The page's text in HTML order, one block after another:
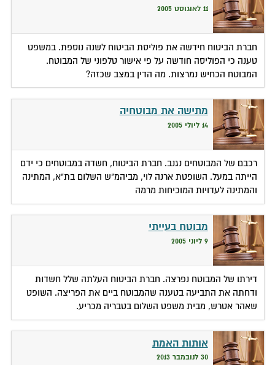
11 לאוגוסט 2005
חברת הביטוח חידשה את פוליסת הביטוח לשנה נוספת. במשפט
טענה כי הפוליסה חודשה על פי אישור טלפוני של המבוטח.
המבוטח הכחיש נמרצות. מה הדין במצב שכזה?
מתישה את מבוטחיה
14 ליולי 2005
רכבם של המבוטחים נגנב. חברת הביטוח, חשדה במבוטחים כי ידם
הייתה במעל. השופטת ארנה לוי, מביהמ"ש השלום בת"א, המתינה
והמתינה לעדויות המוכיחות מרמה
מבוטח בעייתי
9 ליוני 2005
דירתו של המבוטח נפרצה. חברת הביטוח העלתה שלל חשדות
ודחתה את התביעה בטענה שהמבוטח ביים את הפריצה. השופט
שאהר אטרש, מבית משפט השלום בטבריה מכריע.
אותות האמת
30 לנובמבר 2013